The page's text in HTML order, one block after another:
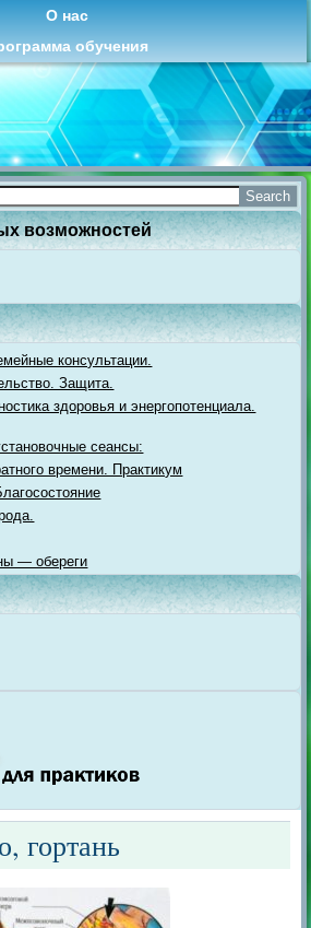
О нас
обучения
возможностей
консультации.
Защита.
здоровья и энергопотенциала.
сеансы:
времени. Практикум
— обереги
гортань